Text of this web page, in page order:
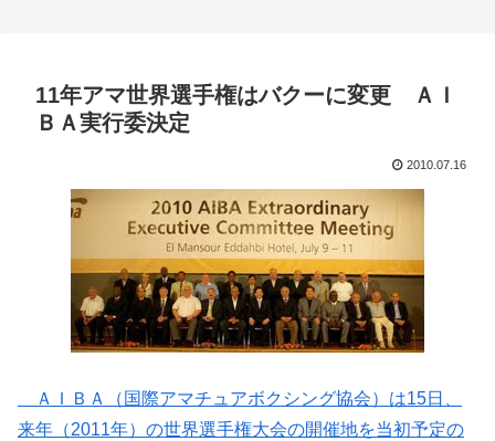
11年アマ世界選手権はバクーに変更 ＡＩ
ＢＡ実行委決定
2010.07.16
ＡＩＢＡ（国際アマチュアボクシング協会）は15日、
来年（2011年）の世界選手権大会の開催地を当初予定の